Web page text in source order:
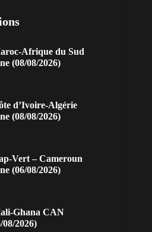
Afrique du Sud
(08/08/2026)
d’Ivoire-Algérie
(08/08/2026)
Vert – Cameroun
(06/08/2026)
Ghana CAN
2026)